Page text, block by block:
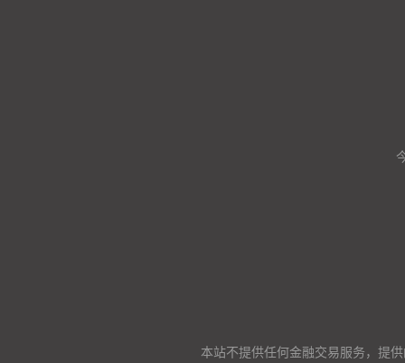
本站不提供任何金融交易服务，提